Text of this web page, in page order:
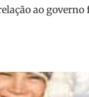
ao governo